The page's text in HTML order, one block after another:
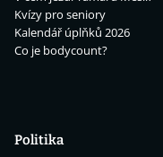
Kvízy pro seniory
Kalendář úplňků 2026
Co je bodycount?
Politika